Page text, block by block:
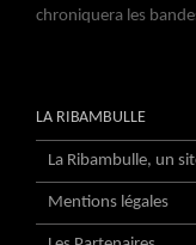
chroniquera les
LA RIBAMBULLE
La Ribambulle, un
Mentions légales